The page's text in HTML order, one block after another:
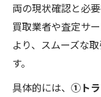
両の現状確認と必
買取業者や査定サ
より、スムーズな
す。
具体的には、 ①トラ